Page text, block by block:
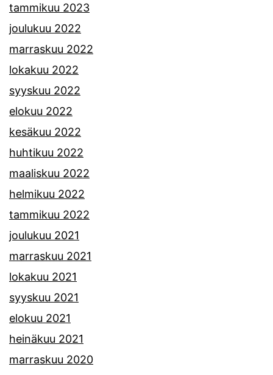
tammikuu 2023
joulukuu 2022
marraskuu 2022
lokakuu 2022
syyskuu 2022
elokuu 2022
kesäkuu 2022
huhtikuu 2022
maaliskuu 2022
helmikuu 2022
tammikuu 2022
joulukuu 2021
marraskuu 2021
lokakuu 2021
syyskuu 2021
elokuu 2021
heinäkuu 2021
marraskuu 2020